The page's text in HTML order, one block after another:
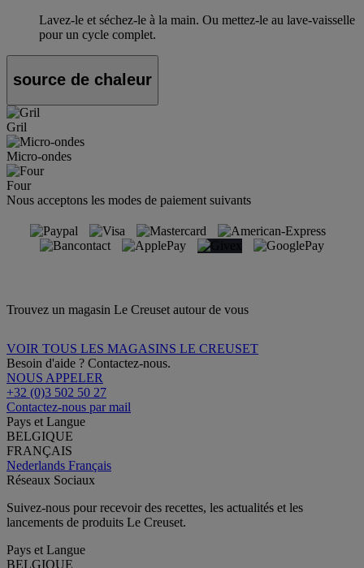
Lavez-le et séchez-le à la main. Ou mettez-le au lave-vaisselle
pour un cycle complet.
source de chaleur
Gril
Micro-ondes
Four
Nous acceptons les modes de paiement suivants
Trouvez un magasin Le Creuset autour de vous
VOIR TOUS LES MAGASINS LE CREUSET
Besoin d'aide ? Contactez-nous.
NOUS APPELER
+32 (0)3 502 50 27
Contactez-nous par mail
Pays et Langue
BELGIQUE
FRANÇAIS
Nederlands Français
Réseaux Sociaux
Suivez-nous pour recevoir des recettes, les actualités et les
lancements de produits Le Creuset.
Pays et Langue
BELGIQUE